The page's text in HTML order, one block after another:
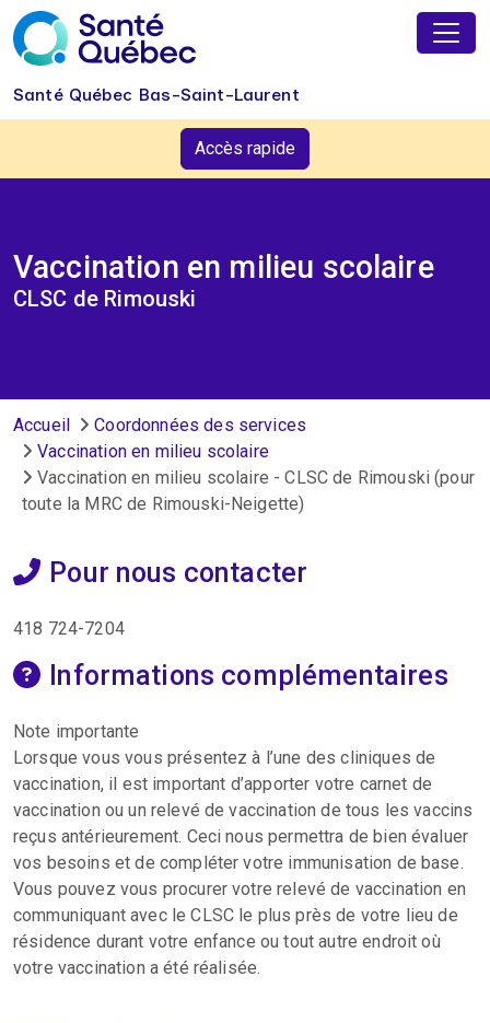
Aller au contenu principal
Santé Québec Bas-Saint-Laurent
Accès rapide
Vaccination en milieu scolaire
CLSC de Rimouski
Fil d'Ariane
Accueil
Coordonnées des services
Vaccination en milieu scolaire
Vaccination en milieu scolaire - CLSC de Rimouski (pour
toute la MRC de Rimouski-Neigette)
Pour nous contacter
418 724-7204
Informations complémentaires
Note importante
Lorsque vous vous présentez à l’une des cliniques de
vaccination, il est important d’apporter votre carnet de
vaccination ou un relevé de vaccination de tous les vaccins
reçus antérieurement. Ceci nous permettra de bien évaluer
vos besoins et de compléter votre immunisation de base.
Vous pouvez vous procurer votre relevé de vaccination en
communiquant avec le CLSC le plus près de votre lieu de
résidence durant votre enfance ou tout autre endroit où
votre vaccination a été réalisée.